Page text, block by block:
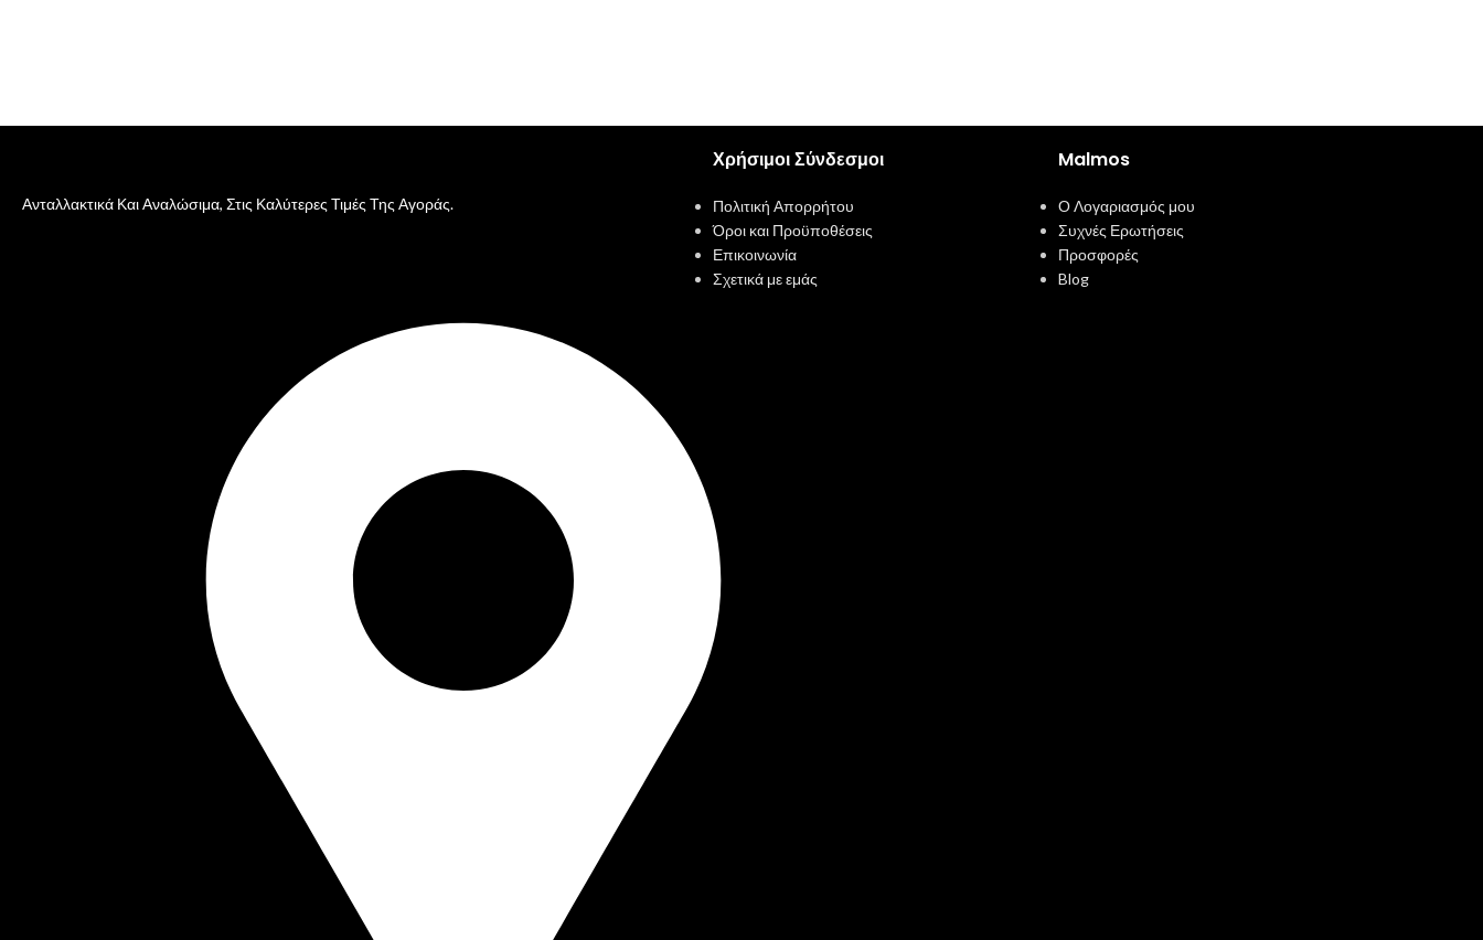
Ανταλλακτικά Και Αναλώσιμα, Στις Καλύτερες Τιμές Της Αγοράς.
Χρήσιμοι Σύνδεσμοι
Πολιτική Απορρήτου
Όροι και Προϋποθέσεις
Επικοινωνία
Σχετικά με εμάς
Malmos
Ο Λογαριασμός μου
Συχνές Ερωτήσεις
Προσφορές
Blog